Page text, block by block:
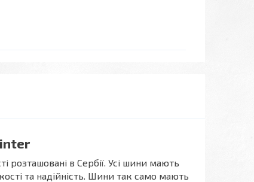
розташовані в Сербії. Усі шини мають
та надійність. Шини так само мають